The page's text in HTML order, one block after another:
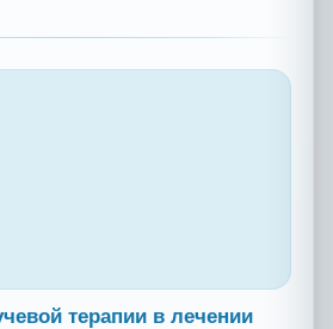
терапии в лечении